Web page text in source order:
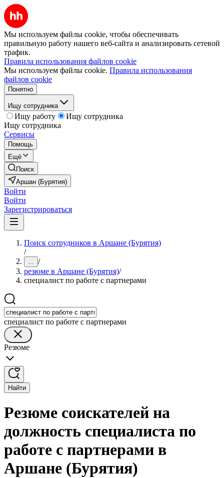
Мы используем файлы cookie, чтобы обеспечивать
правильную работу нашего веб-сайта и анализировать сетевой
трафик.
Правила использования файлов cookie
Мы используем файлы cookie. Правила использования
файлов cookie
Понятно
Ищу сотрудника
Ищу работу
Ищу сотрудника
Ищу сотрудника
Сервисы
Помощь
Ещё
Поиск
Аршан (Бурятия)
Войти
Войти
Зарегистрироваться
Поиск сотрудников в Аршане (Бурятия)
/
... /
резюме в Аршане (Бурятия)/
специалист по работе с партнерами
специалист по работе с партнерами
Резюме
Найти
Резюме соискателей на
должность специалиста по
работе с партнерами в
Аршане (Бурятия)